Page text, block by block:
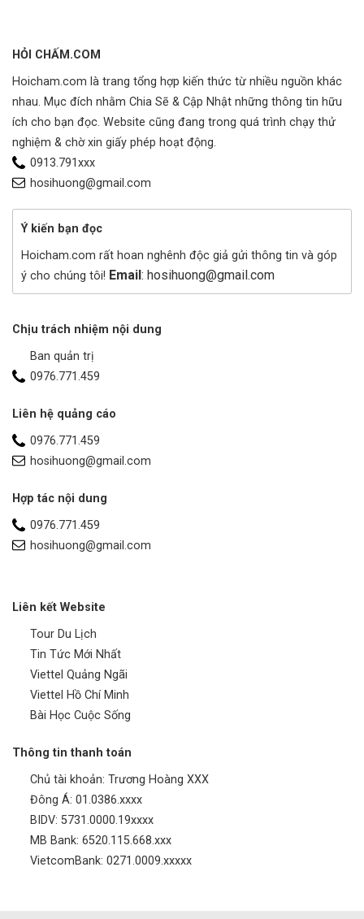
HỎI CHẤM.COM
Hoicham.com là trang tổng hợp kiến thức từ nhiều nguồn khác
nhau. Mục đích nhằm Chia Sẽ & Cập Nhật những thông tin hữu
ích cho bạn đọc. Website cũng đang trong quá trình chạy thử
nghiệm & chờ xin giấy phép hoạt động.
0913.791xxx
hosihuong@gmail.com
Ý kiến bạn đọc
Hoicham.com rất hoan nghênh độc giả gửi thông tin và góp
ý cho chúng tôi! Email : hosihuong@gmail.com
Chịu trách nhiệm nội dung
Ban quản trị
0976.771.459
Liên hệ quảng cáo
0976.771.459
hosihuong@gmail.com
Hợp tác nội dung
0976.771.459
hosihuong@gmail.com
Liên kết Website
Tour Du Lịch
Tin Tức Mới Nhất
Viettel Quảng Ngãi
Viettel Hồ Chí Minh
Bài Học Cuộc Sống
Thông tin thanh toán
Chủ tài khoản: Trương Hoàng XXX
Đông Á: 01.0386.xxxx
BIDV: 5731.0000.19xxxx
MB Bank: 6520.115.668.xxx
VietcomBank: 0271.0009.xxxxx